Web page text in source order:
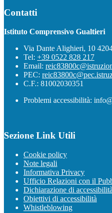
Contatti
Istituto Comprensivo Gualtieri
Via Dante Alighieri, 10
Tel: +39 0522 828 217
Email:
PEC:
C.F.: 81002030351
Problemi accessibilità:
Sezione Link Utili
Cookie policy
Note legali
Informativa Privacy
Ufficio Relazioni con il
Dichiarazione di accessibilità
Obiettivi di accessibilità
Whistleblowing